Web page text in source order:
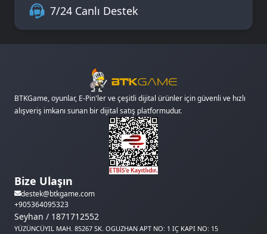
7/24 Canlı Destek
BTKGame, oyunlar, E-Pin'ler ve çeşitli dijital ürünler için güvenli ve hızlı
alışveriş imkanı sunan bir dijital satış platformudur.
Bize Ulaşın
destek@btkgame.com
+905364095323
Seyhan / 1871712552
YÜZÜNCÜYIL MAH. 85267 SK. OGUZHAN APT NO: 1 IÇ KAPI NO: 15